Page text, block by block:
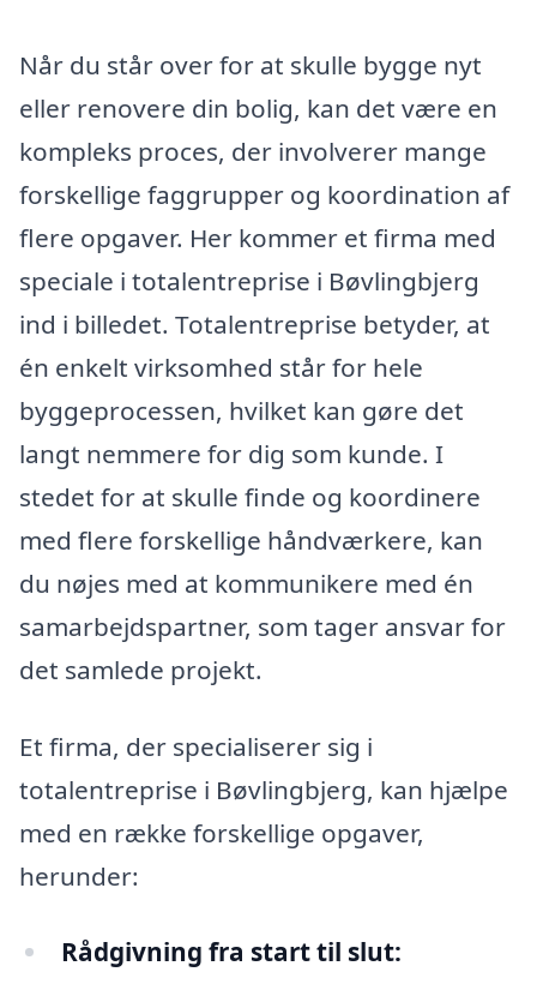
Når du står over for at skulle bygge nyt
eller renovere din bolig, kan det være en
kompleks proces, der involverer mange
forskellige faggrupper og koordination af
flere opgaver. Her kommer et firma med
speciale i totalentreprise i Bøvlingbjerg
ind i billedet. Totalentreprise betyder, at
én enkelt virksomhed står for hele
byggeprocessen, hvilket kan gøre det
langt nemmere for dig som kunde. I
stedet for at skulle finde og koordinere
med flere forskellige håndværkere, kan
du nøjes med at kommunikere med én
samarbejdspartner, som tager ansvar for
det samlede projekt.
Et firma, der specialiserer sig i
totalentreprise i Bøvlingbjerg, kan hjælpe
med en række forskellige opgaver,
herunder:
Rådgivning fra start til slut: